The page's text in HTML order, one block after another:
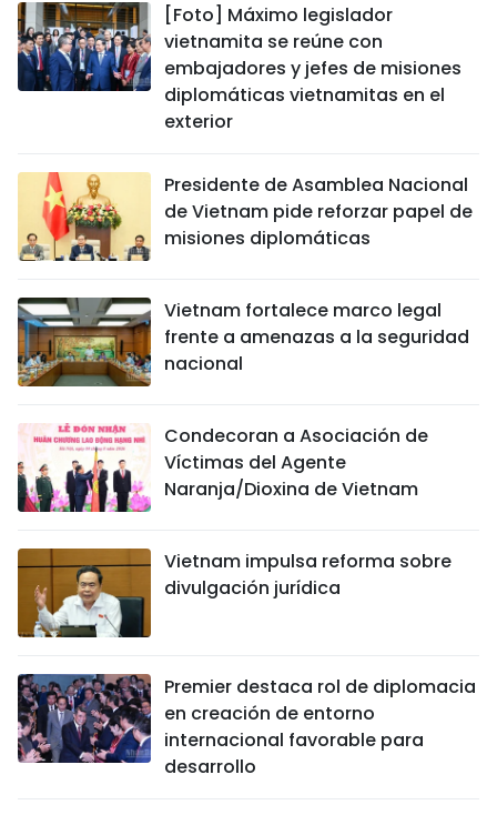
[Foto] Máximo legislador
vietnamita se reúne con
embajadores y jefes de misiones
diplomáticas vietnamitas en el
exterior
Presidente de Asamblea Nacional
de Vietnam pide reforzar papel de
misiones diplomáticas
Vietnam fortalece marco legal
frente a amenazas a la seguridad
nacional
Condecoran a Asociación de
Víctimas del Agente
Naranja/Dioxina de Vietnam
Vietnam impulsa reforma sobre
divulgación jurídica
Premier destaca rol de diplomacia
en creación de entorno
internacional favorable para
desarrollo